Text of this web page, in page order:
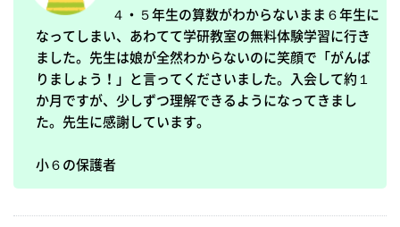
４・５年生の算数がわからないまま６年生に
なってしまい、あわてて学研教室の無料体験学習に行き
ました。先生は娘が全然わからないのに笑顔で「がんば
りましょう！」と言ってくださいました。入会して約１
か月ですが、少しずつ理解できるようになってきまし
た。先生に感謝しています。